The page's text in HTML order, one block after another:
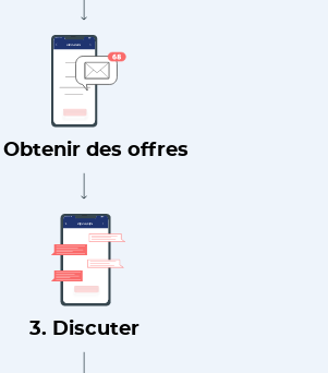
Obtenir des offres
3. Discuter